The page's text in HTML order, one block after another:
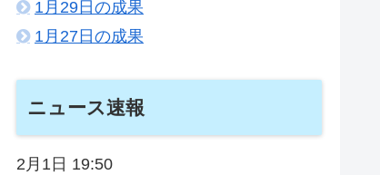
1月29日の成果
1月27日の成果
ニュース速報
2月1日 19:50